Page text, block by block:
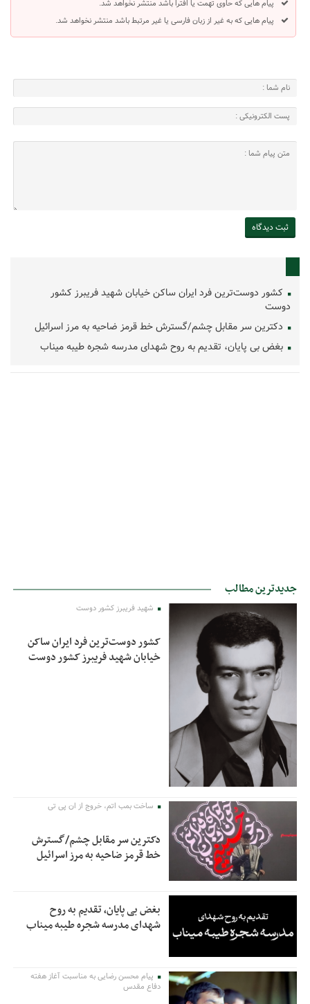
پیام هایی که حاوی تهمت یا افترا باشد منتشر نخواهد شد.
پیام هایی که به غیر از زبان فارسی یا غیر مرتبط باشد منتشر نخواهد شد.
کشور دوست‌ترین فرد ایران ساکن خیابان شهید فریبرز کشور
دوست
دکترین سر مقابل چشم/گسترش خط قرمز ضاحیه به مرز اسرائیل
بغض بی پایان، تقدیم به روح شهدای مدرسه شجره طیبه میناب
جدیدترین مطالب
شهید فریبرز کشور دوست
کشور دوست‌ترین فرد ایران ساکن
خیابان شهید فریبرز کشور دوست
ساخت بمب اتم، خروج از ان پی تی
دکترین سر مقابل چشم/گسترش
خط قرمز ضاحیه به مرز اسرائیل
بغض بی پایان، تقدیم به روح
شهدای مدرسه شجره طیبه میناب
پیام محسن رضایی به مناسبت آغاز هفته
دفاع مقدس